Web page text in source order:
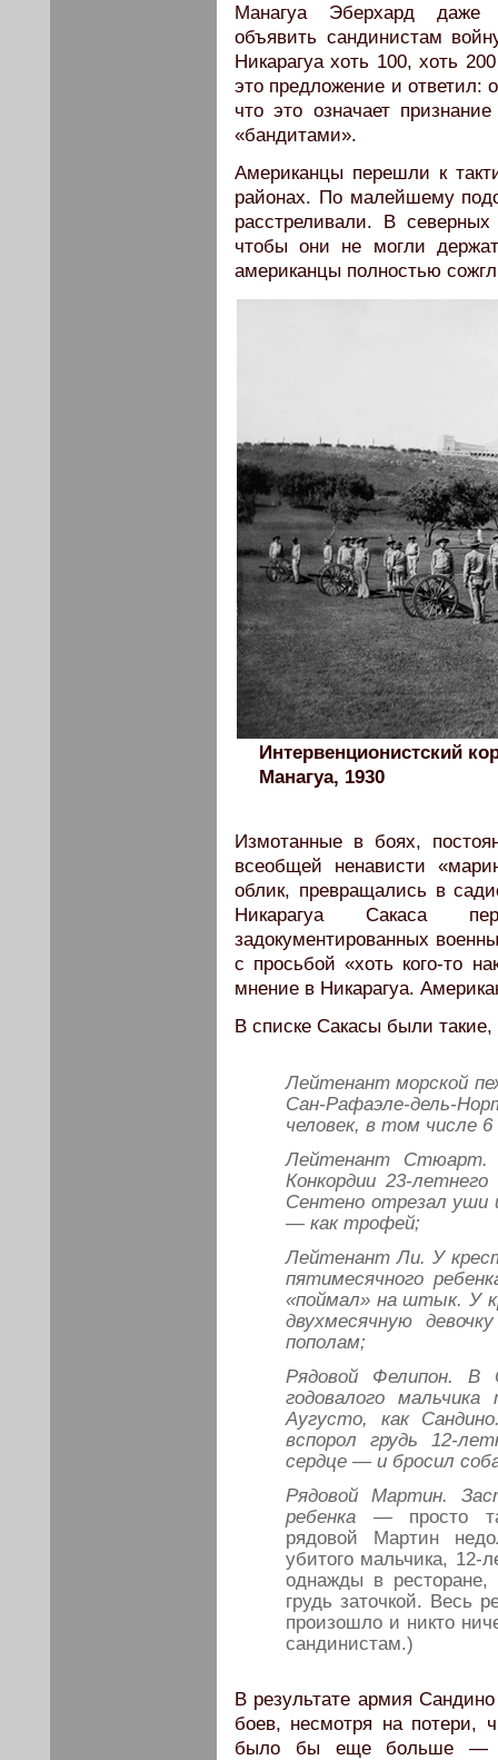
Манагуа Эберхард даже
объявить сандинистам
Никарагуа хоть 100, хоть
это предложение и ответил:
что это означает
«бандитами».
Американцы перешли к
районах. По малейшему
расстреливали. В
чтобы они не могли
американцы полностью
Интервенционистский
Манагуа, 1930
Измотанные в боях,
всеобщей ненависти
облик, превращались в
Никарагуа Сакаса
задокументированных
с просьбой «хоть кого-то
мнение в Никарагуа.
В списке Сакасы были
Лейтенант морской
Сан-Рафаэле-дель-
человек, в том числе
Лейтенант Стюарт.
Конкордии 23-
Сентено отрезал уши
— как трофей;
Лейтенант Ли. У
пятимесячного
«поймал» на штык. У
двухмесячную
пополам;
Рядовой Фелипон. В
годовалого
Аугусто, как
вспорол грудь 12-
сердце — и бросил
Рядовой Мартин.
ребенка — просто
рядовой Мартин
убитого мальчика,
однажды в
грудь заточкой. Весь
произошло и никто
сандинистам.)
В результате армия
боев, несмотря на потери,
было бы еще больше —